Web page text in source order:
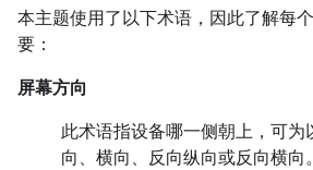
本主题使用了以下术语，因此了解每
要：
屏幕方向
此术语指设备哪一侧朝上，可为
向、横向、反向纵向或反向横向。